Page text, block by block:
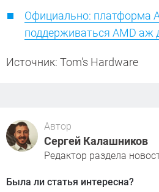
Официально: платформа
поддерживаться AMD аж
Источник: Tom's Hardware
Автор
Сергей Калашников
Редактор раздела
Была ли статья интересна?